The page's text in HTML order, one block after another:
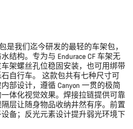
包是我们迄今研发的最轻的车架包，
结构。专为与 Endurace CF 车架无
架螺丝孔位稳固安装，也可用绑带
自行车。 这款包共有七种尺寸可
部设计，遵循 Canyon 一贯的极简
体化视觉效果。焊接拉链提供可靠
层让随身物品收纳井然有序。前置
备；反光元素设计提升弱光环境下